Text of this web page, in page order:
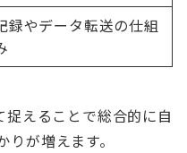
録やデータ転送の仕組
えることで総合的に自
が増えます。